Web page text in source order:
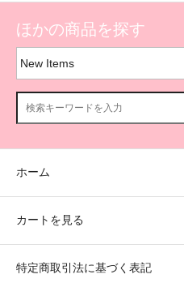
ほかの商品を探す
ホーム
カートを見る
特定商取引法に基づく表記